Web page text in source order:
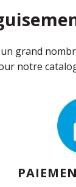
grand
notre